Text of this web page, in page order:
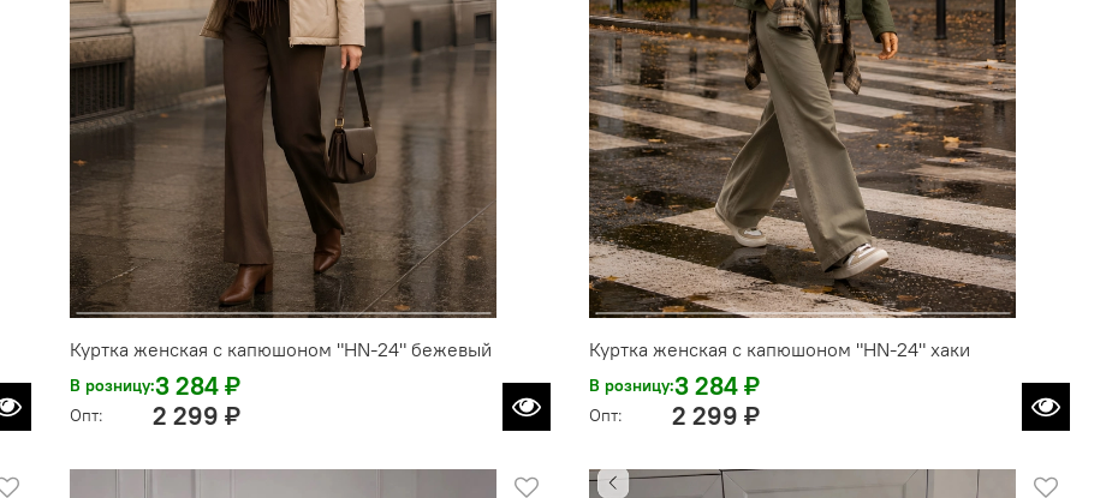
Куртка женская с капюшоном "HN-24" бежевый
В розницу:3 284 ₽
Опт: 2 299 ₽
Куртка женская с капюшоном "HN-24" хаки
В розницу:3 284 ₽
Опт: 2 299 ₽